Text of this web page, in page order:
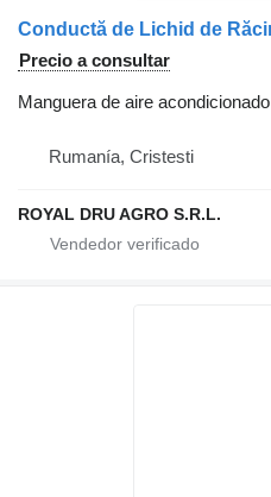
Precio a consultar
Manguera de aire acondicionado
Rumanía, Cristesti
ROYAL DRU AGRO S.R.L.